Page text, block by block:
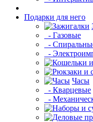
Подарки для него
- Газовые
-
-
Часы
- Кварцевые
-